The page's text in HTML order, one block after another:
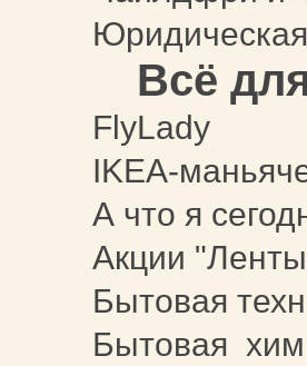
Всё
FlyLady
IKEA-
А что я
Акции
Бытовая
Бытовая